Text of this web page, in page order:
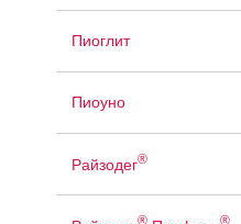
Пиоглит
Пиоуно
Райзодег®
® ®